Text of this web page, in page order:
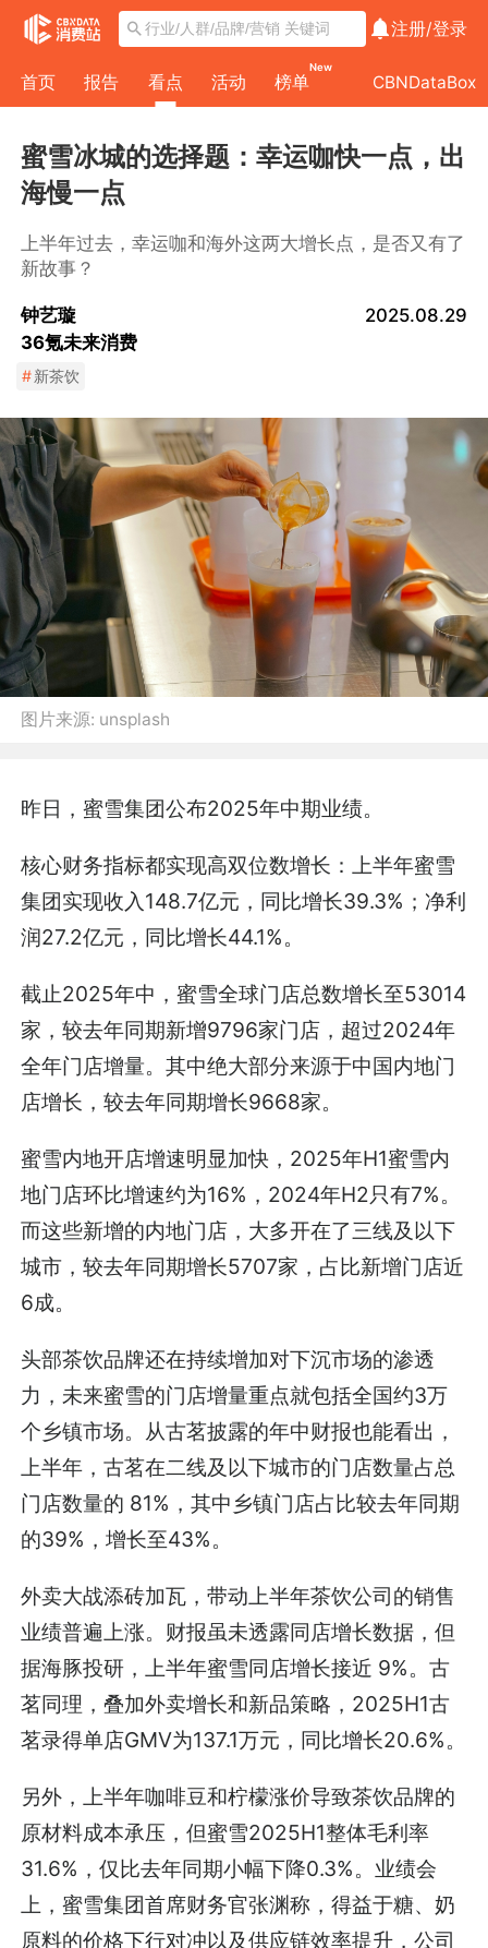
注册/登录
首页 报告 看点 活动 榜单
New
CBNDataBox
蜜雪冰城的选择题：幸运咖快一点，出
海慢一点
上半年过去，幸运咖和海外这两大增长点，是否又有了
新故事？
钟艺璇
36氪未来消费
2025.08.29
#新茶饮
图片来源: unsplash
昨日，蜜雪集团公布2025年中期业绩。
核心财务指标都实现高双位数增长：上半年蜜雪
集团实现收入148.7亿元，同比增长39.3%；净利
润27.2亿元，同比增长44.1%。
截止2025年中，蜜雪全球门店总数增长至53014
家，较去年同期新增9796家门店，超过2024年
全年门店增量。其中绝大部分来源于中国内地门
店增长，较去年同期增长9668家。
蜜雪内地开店增速明显加快，2025年H1蜜雪内
地门店环比增速约为16%，2024年H2只有7%。
而这些新增的内地门店，大多开在了三线及以下
城市，较去年同期增长5707家，占比新增门店近
6成。
头部茶饮品牌还在持续增加对下沉市场的渗透
力，未来蜜雪的门店增量重点就包括全国约3万
个乡镇市场。从古茗披露的年中财报也能看出，
上半年，古茗在二线及以下城市的门店数量占总
门店数量的 81%，其中乡镇门店占比较去年同期
的39%，增长至43%。
外卖大战添砖加瓦，带动上半年茶饮公司的销售
业绩普遍上涨。财报虽未透露同店增长数据，但
据海豚投研，上半年蜜雪同店增长接近 9%。古
茗同理，叠加外卖增长和新品策略，2025H1古
茗录得单店GMV为137.1万元，同比增长20.6%。
另外，上半年咖啡豆和柠檬涨价导致茶饮品牌的
原材料成本承压，但蜜雪2025H1整体毛利率
31.6%，仅比去年同期小幅下降0.3%。业绩会
上，蜜雪集团首席财务官张渊称，得益于糖、奶
原料的价格下行对冲以及供应链效率提升，公司